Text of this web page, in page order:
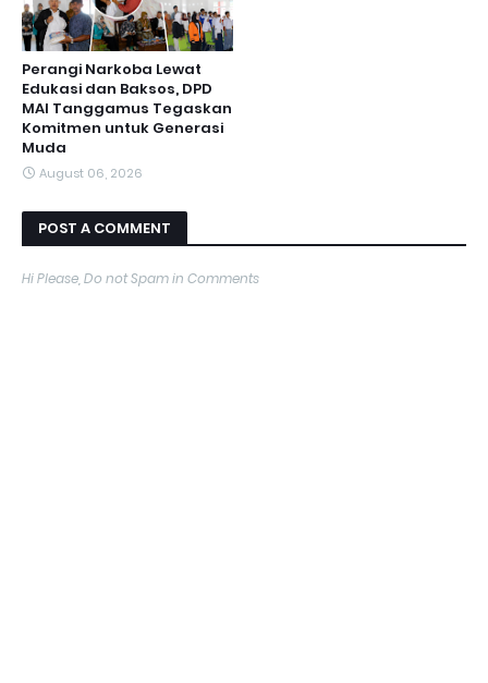
Perangi Narkoba Lewat
Edukasi dan Baksos, DPD
MAI Tanggamus Tegaskan
Komitmen untuk Generasi
Muda
August 06, 2026
POST A COMMENT
Hi Please, Do not Spam in Comments